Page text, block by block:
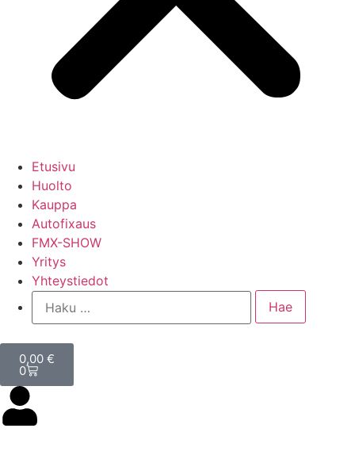
Etusivu
Huolto
Kauppa
Autofixaus
FMX-SHOW
Yritys
Yhteystiedot
0,00 €
0